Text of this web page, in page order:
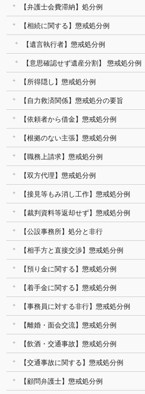
【弁護士会費滞納】処分例
【相続に関する】懲戒処分例
【遺言執行者】懲戒処分例
【意思確認せず遺産分割】 懲戒処分例
【所得隠し】懲戒処分例
【自力救済関係】懲戒処分の要旨
【依頼者から借金】懲戒処分例
【根拠のない主張】懲戒処分例
【職務上請求】懲戒処分例
【双方代理】懲戒処分例
【接見等もみ消し工作】懲戒処分例
【裁判資料等返却せず】懲戒処分例
【公設事務所】処分と非行
【相手方と直接交渉】懲戒処分例
【預り金に関する】懲戒処分例
【着手金に関する】懲戒処分例
【事務員に対する非行】懲戒処分例
【離婚・面会交流】懲戒処分例
【飲酒・交通事故】懲戒処分例
【交通事故に関する】懲戒処分例
【顧問弁護士】懲戒処分例